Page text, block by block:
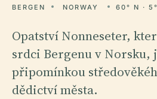
BERGEN NORWAY 60° N ·
Opatství Nonneseter,
srdci Bergenu v Norsku,
připomínkou
dědictví města.